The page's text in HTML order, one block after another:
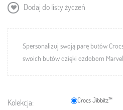
Dodaj do listy życzeń
Spersonalizuj swoją parę butów
swoich butów dzięki ozdobom
Kolekcja: Crocs Jibbitz™